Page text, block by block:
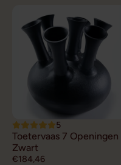
5
Toetervaas 7 Openingen
Zwart
€184,46